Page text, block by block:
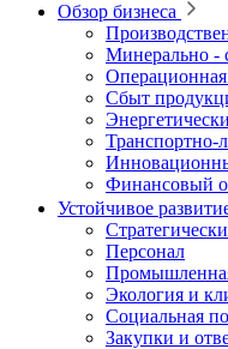
Обзор бизнеса
Минерально ‑
Операционная
Сбыт
Транспортно-
Финансовый
Устойчивое
Персонал
Экология и
Социальная
Закупки и